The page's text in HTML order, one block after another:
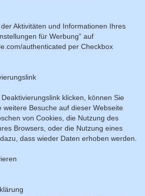
Aktivitäten und Informationen Ihres
für Werbung” auf
authenticated per Checkbox
klicken, können Sie
weitere Besuche auf dieser Webseite
von Cookies, die Nutzung des
Browsers, oder die Nutzung eines
dass wieder Daten erhoben werden.